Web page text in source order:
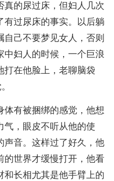
真的尿过床，但妇人几次
有过尿床的事实。以后躺
己不要梦见女人，否则
中妇人的时候，一个巨浪
打在他脸上，老聊脑袋
体有被捆绑的感觉，他想
气，眼皮不听从他的使
声音。这样过了好久，他
的世界才缓慢打开，他看
和长相尤其是他手臂上的